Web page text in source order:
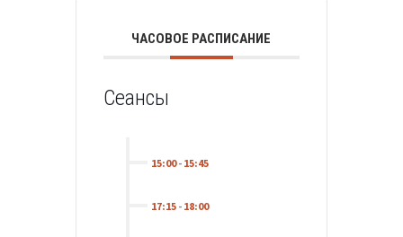
ЧАСОВОЕ РАСПИСАНИЕ
Сеансы
15:00- 15:45
17:15- 18:00